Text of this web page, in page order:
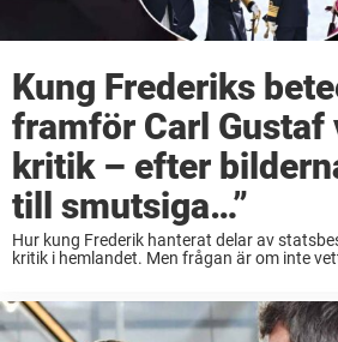
Kung Frederiks
framför Carl Gustaf
kritik – efter
till smutsiga…”
Hur kung Frederik hanterat delar av
kritik i hemlandet. Men frågan är om inte